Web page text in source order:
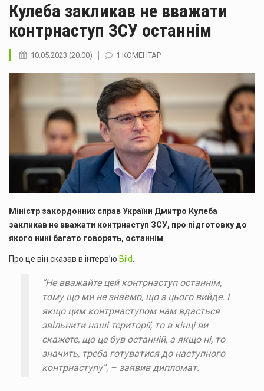
Кулеба закликав не вважати
контрнаступ ЗСУ останнім
10.05.2023 (20:00) 1 КОМЕНТАР
Міністр закордонних справ України Дмитро Кулеба
закликав не вважати контрнаступ ЗСУ, про підготовку до
якого нині багато говорять, останнім
Про це він сказав в інтерв’ю Bild.
“Не вважайте цей контрнаступ останнім,
тому що ми не знаємо, що з цього вийде. І
якщо цим контрнаступом нам вдасться
звільнити наші території, то в кінці ви
скажете, що це був останній, а якщо ні, то
значить, треба готуватися до наступного
контрнаступу”, – заявив дипломат.